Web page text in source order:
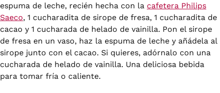
espuma de leche, recién hecha con la cafetera Philips
Saeco, 1 cucharadita de sirope de fresa, 1 cucharadita de
cacao y 1 cucharada de helado de vainilla. Pon el sirope
de fresa en un vaso, haz la espuma de leche y añádela al
sirope junto con el cacao. Si quieres, adórnalo con una
cucharada de helado de vainilla. Una deliciosa bebida
para tomar fría o caliente.